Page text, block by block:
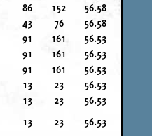
86 152
56.58
43 76
56.58
91 161
56.53
91 161
56.53
91 161
56.53
13 23
56.53
13 23
56.53
13 23
56.53